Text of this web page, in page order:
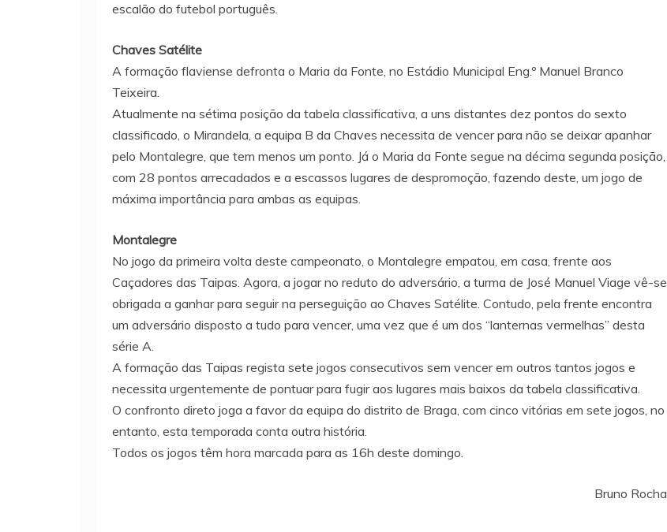
escalão do futebol português.
Chaves Satélite
A formação flaviense defronta o Maria da Fonte, no Estádio Municipal Eng.º Manuel Branco
Teixeira.
Atualmente na sétima posição da tabela classificativa, a uns distantes dez pontos do sexto
classificado, o Mirandela, a equipa B da Chaves necessita de vencer para não se deixar apanhar
pelo Montalegre, que tem menos um ponto. Já o Maria da Fonte segue na décima segunda posição,
com 28 pontos arrecadados e a escassos lugares de despromoção, fazendo deste, um jogo de
máxima importância para ambas as equipas.
Montalegre
No jogo da primeira volta deste campeonato, o Montalegre empatou, em casa, frente aos
Caçadores das Taipas. Agora, a jogar no reduto do adversário, a turma de José Manuel Viage vê-se
obrigada a ganhar para seguir na perseguição ao Chaves Satélite. Contudo, pela frente encontra
um adversário disposto a tudo para vencer, uma vez que é um dos “lanternas vermelhas” desta
série A.
A formação das Taipas regista sete jogos consecutivos sem vencer em outros tantos jogos e
necessita urgentemente de pontuar para fugir aos lugares mais baixos da tabela classificativa.
O confronto direto joga a favor da equipa do distrito de Braga, com cinco vitórias em sete jogos, no
entanto, esta temporada conta outra história.
Todos os jogos têm hora marcada para as 16h deste domingo.
Bruno Rocha